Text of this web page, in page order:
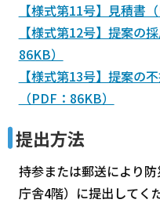
【様式第11号】見積書
【様式第12号】提案の
86KB）
【様式第13号】提案の
（PDF：86KB）
提出方法
持参または郵送により
庁舎4階）に提出してく